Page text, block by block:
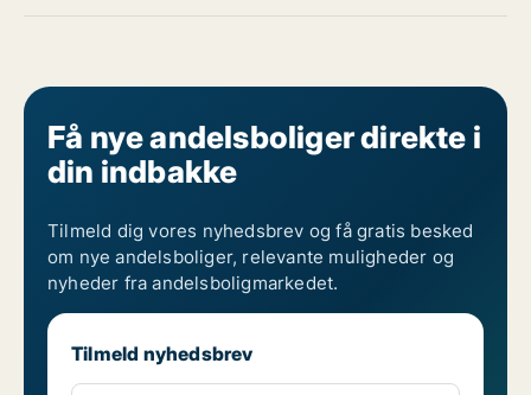
Få nye andelsboliger direkte i
din indbakke
Tilmeld dig vores nyhedsbrev og få gratis besked
om nye andelsboliger, relevante muligheder og
nyheder fra andelsboligmarkedet.
Tilmeld nyhedsbrev